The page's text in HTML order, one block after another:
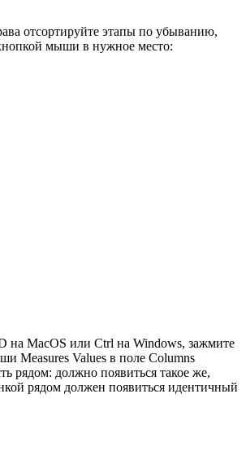
отсортируйте этапы по убыванию,
мыши в нужное место:
на MacOS или Ctrl на Windows, зажмите
Measures Values в поле Columns
рядом: должно появиться такое же,
рядом должен появиться идентичный